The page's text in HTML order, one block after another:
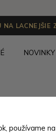
LACNEJŠIE
NOVINKY
používame